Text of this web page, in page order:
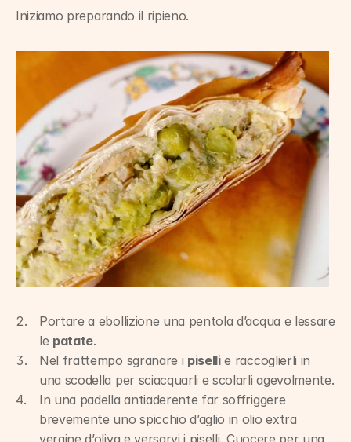
Iniziamo preparando il ripieno.
Portare a ebollizione una pentola d’acqua e lessare
le patate.
Nel frattempo sgranare i piselli e raccoglierli in
una scodella per sciacquarli e scolarli agevolmente.
In una padella antiaderente far soffriggere
brevemente uno spicchio d’aglio in olio extra
vergine d’oliva e versarvi i piselli. Cuocere per una